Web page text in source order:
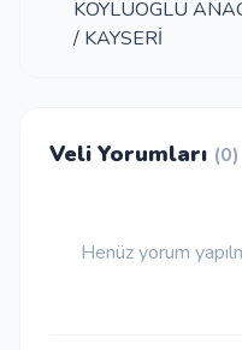
KOYLUOGLU
/ KAYSERİ
Veli Yorumları (0)
Henüz yorum